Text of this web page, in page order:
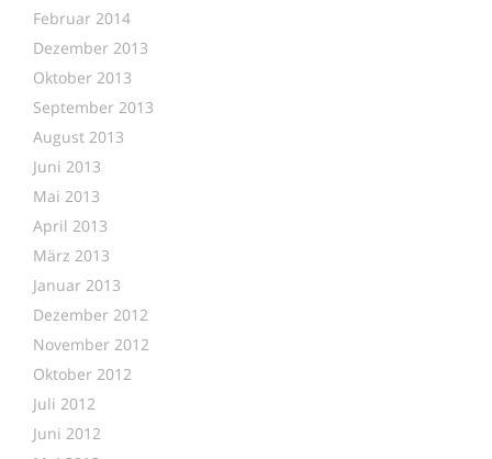
Februar 2014
Dezember 2013
Oktober 2013
September 2013
August 2013
Juni 2013
Mai 2013
April 2013
März 2013
Januar 2013
Dezember 2012
November 2012
Oktober 2012
Juli 2012
Juni 2012